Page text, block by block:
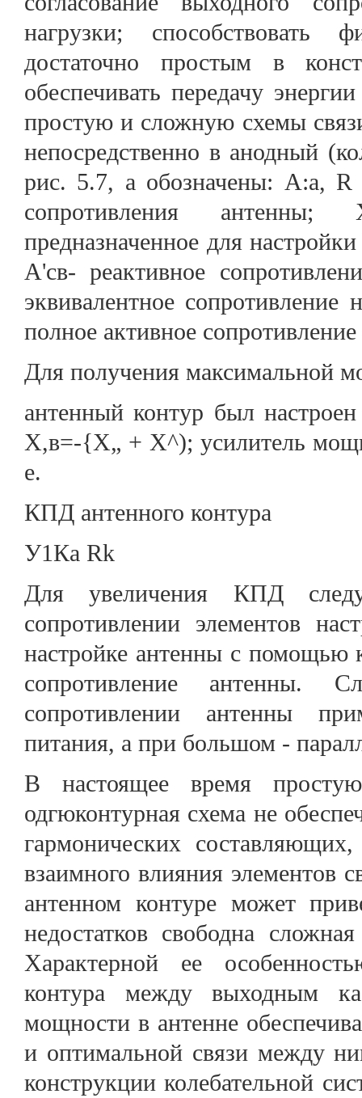
нагрузки;
достаточно простым в
обеспечивать передачу
простую и сложную схемы
непосредственно в анодный
рис. 5.7, а обозначены: А:а, R
сопротивления
предназначенное для
А'св- реактивное
эквивалентное
полное активное
Для получения максимальной
антенный контур был
Х,в=-{Х„ + Х^); усилитель
е.
КПД антенного контура
У1Ка Rk
Для увеличения КПД
сопротивлении элементов
настройке антенны с помощью
сопротивление антенны.
сопротивлении антенны
питания, а при большом -
В настоящее время
одгюконтурная схема не
гармонических
взаимного влияния элементов
антенном контуре может
недостатков свободна
Характерной ее
контура между выходным
мощности в антенне
и оптимальной связи между
конструкции колебательной